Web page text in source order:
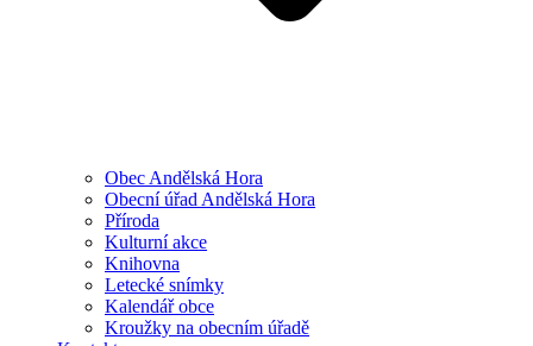
Obec Andělská Hora
Obecní úřad Andělská Hora
Příroda
Kulturní akce
Knihovna
Letecké snímky
Kalendář obce
Kroužky na obecním úřadě